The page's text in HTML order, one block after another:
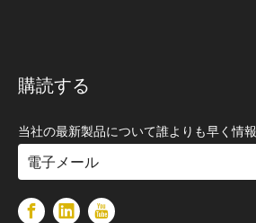
購読する
当社の最新製品について誰よりも早く情